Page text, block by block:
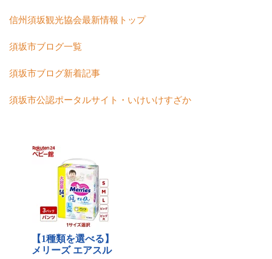
信州須坂観光協会最新情報トップ
須坂市ブログ一覧
須坂市ブログ新着記事
須坂市公認ポータルサイト・いけいけすざか